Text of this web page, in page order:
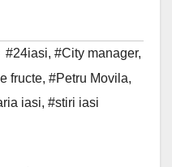
#24iasi, #City manager,
fructe, #Petru Movila,
iasi, #stiri iasi